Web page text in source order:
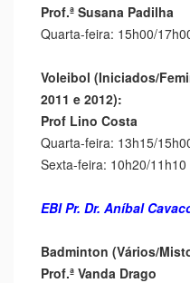
Prof.ª Susana Padilha
Quarta-feira: 15h00/
Voleibol (Iniciados/
2011 e 2012):
Prof Lino Costa
Quarta-feira: 13h15/
Sexta-feira: 10h20/11h10
EBI Pr. Dr. Aníbal
Badminton (Vários/
Prof.ª Vanda Drago